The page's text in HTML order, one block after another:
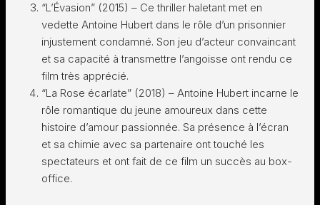
“L’Évasion” (2015) – Ce thriller haletant met en
vedette Antoine Hubert dans le rôle d’un prisonnier
injustement condamné. Son jeu d’acteur convaincant
et sa capacité à transmettre l’angoisse ont rendu ce
film très apprécié.
“La Rose écarlate” (2018) – Antoine Hubert incarne le
rôle romantique du jeune amoureux dans cette
histoire d’amour passionnée. Sa présence à l’écran
et sa chimie avec sa partenaire ont touché les
spectateurs et ont fait de ce film un succès au box-
office.